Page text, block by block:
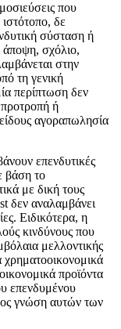
που
δε
σύσταση ή
σχόλιο,
στην
τη γενική
περίπτωση δεν
ή
αγοραπωλησία
επενδυτικές
βάση το
με δική τους
δεν αναλαμβάνει
Ειδικότερα, η
κινδύνους που
μελλοντικής
προϊόντα
επενδυμένου
γνώση αυτών των